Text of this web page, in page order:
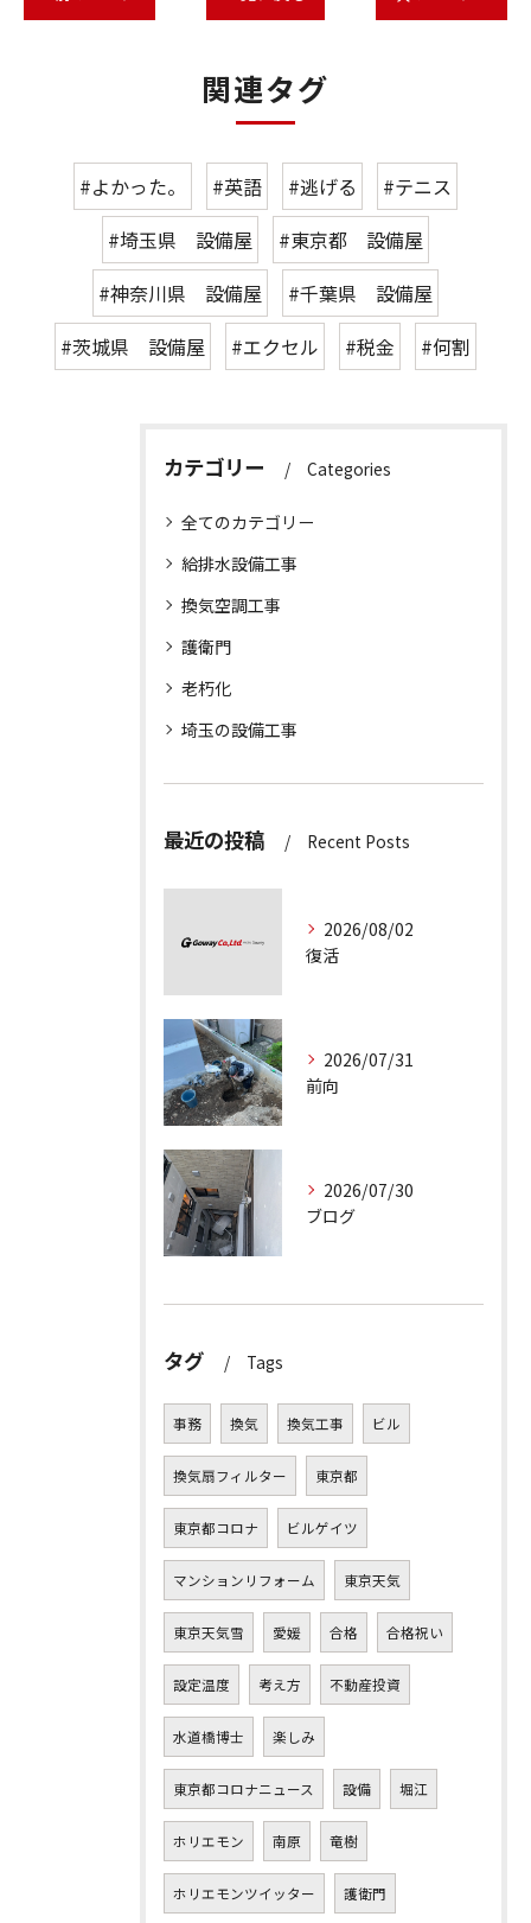
関連タグ
#よかった。 #英語 #逃げる
#テニス
#埼玉県 設備屋
#東京都 設備屋
#神奈川県 設備屋
#千葉県 設備屋
#茨城県 設備屋
#エクセル #税金 #何割
カテゴリー Categories
全てのカテゴリー
給排水設備工事
換気空調工事
護衛門
老朽化
埼玉の設備工事
最近の投稿 Recent Posts
2026/08/02
復活
2026/07/31
前向
2026/07/30
ブログ
タグ Tags
事務 換気 換気工事 ビル
換気扇フィルター 東京都
東京都コロナ ビルゲイツ
マンションリフォーム 東京天気
東京天気雪 愛媛 合格 合格祝い
設定温度 考え方 不動産投資
水道橋博士 楽しみ
東京都コロナニュース 設備 堀江
ホリエモン 南原 竜樹
ホリエモンツイッター 護衛門